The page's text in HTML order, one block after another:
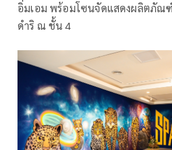
อิ่มเอม พร้อมโซนจัดแสดงผลิตภัณฑ์
ดำริ ณ ชั้น 4